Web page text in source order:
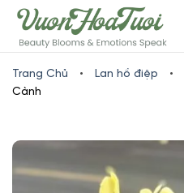
www.vuonhoatuoi.vnSkip
to
content
Trang Chủ • Lan hồ điệp •
Cành